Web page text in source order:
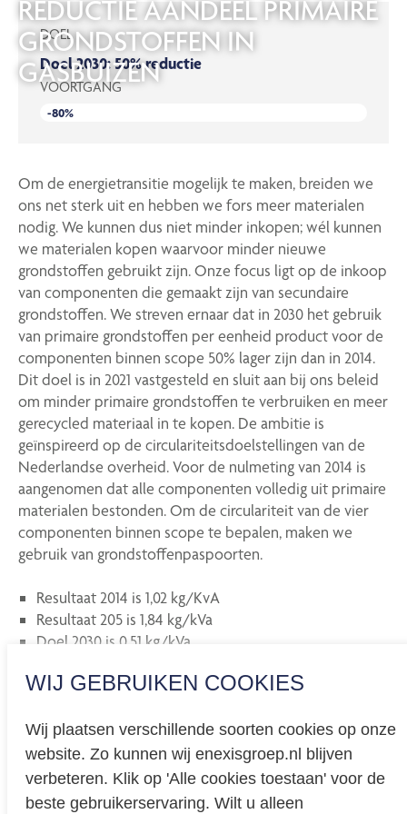
WIJ GEBRUIKEN COOKIES
Wij plaatsen verschillende soorten cookies op onze
website. Zo kunnen wij enexisgroep.nl blijven
verbeteren. Klik op 'Alle cookies toestaan' voor de
beste gebruikerservaring. Wilt u alleen
REDUCTIE AANDEEL PRIMAIRE
GRONDSTOFFEN IN
GASBUIZEN
DOEL
Doel 2030: 50% reductie
VOORTGANG
-80%
Om de energietransitie mogelijk te maken, breiden we
ons net sterk uit en hebben we fors meer materialen
nodig. We kunnen dus niet minder inkopen; wél kunnen
we materialen kopen waarvoor minder nieuwe
grondstoffen gebruikt zijn. Onze focus ligt op de inkoop
van componenten die gemaakt zijn van secundaire
grondstoffen. We streven ernaar dat in 2030 het gebruik
van primaire grondstoffen per eenheid product voor de
componenten binnen scope 50% lager zijn dan in 2014.
Dit doel is in 2021 vastgesteld en sluit aan bij ons beleid
om minder primaire grondstoffen te verbruiken en meer
gerecycled materiaal in te kopen. De ambitie is
geïnspireerd op de circulariteitsdoelstellingen van de
Nederlandse overheid. Voor de nulmeting van 2014 is
aangenomen dat alle componenten volledig uit primaire
materialen bestonden. Om de circulariteit van de vier
componenten binnen scope te bepalen, maken we
gebruik van grondstoffenpaspoorten.
Resultaat 2014 is 1,02 kg/KvA
Resultaat 205 is 1,84 kg/kVa
Doel 2030 is 0,51 kg/kVa
Privacy
Cookieverklaring